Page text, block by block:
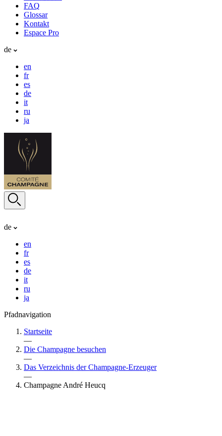
FAQ
Glossar
Kontakt
Espace Pro
de
en
fr
es
de
it
ru
ja
de
en
fr
es
de
it
ru
ja
Pfadnavigation
Startseite
—
Die Champagne besuchen
—
Das Verzeichnis der Champagne-Erzeuger
—
Champagne André Heucq